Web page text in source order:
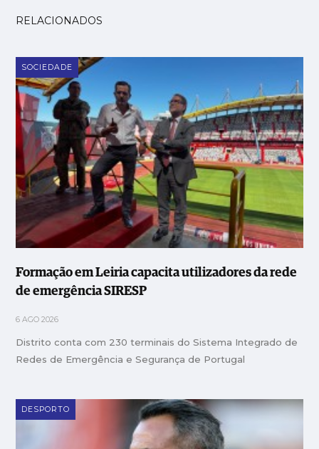
RELACIONADOS
SOCIEDADE
Formação em Leiria capacita utilizadores da rede
de emergência SIRESP
6 AGO 2026
Distrito conta com 230 terminais do Sistema Integrado de
Redes de Emergência e Segurança de Portugal
DESPORTO